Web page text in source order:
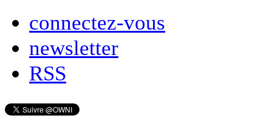
connectez-vous
newsletter
RSS